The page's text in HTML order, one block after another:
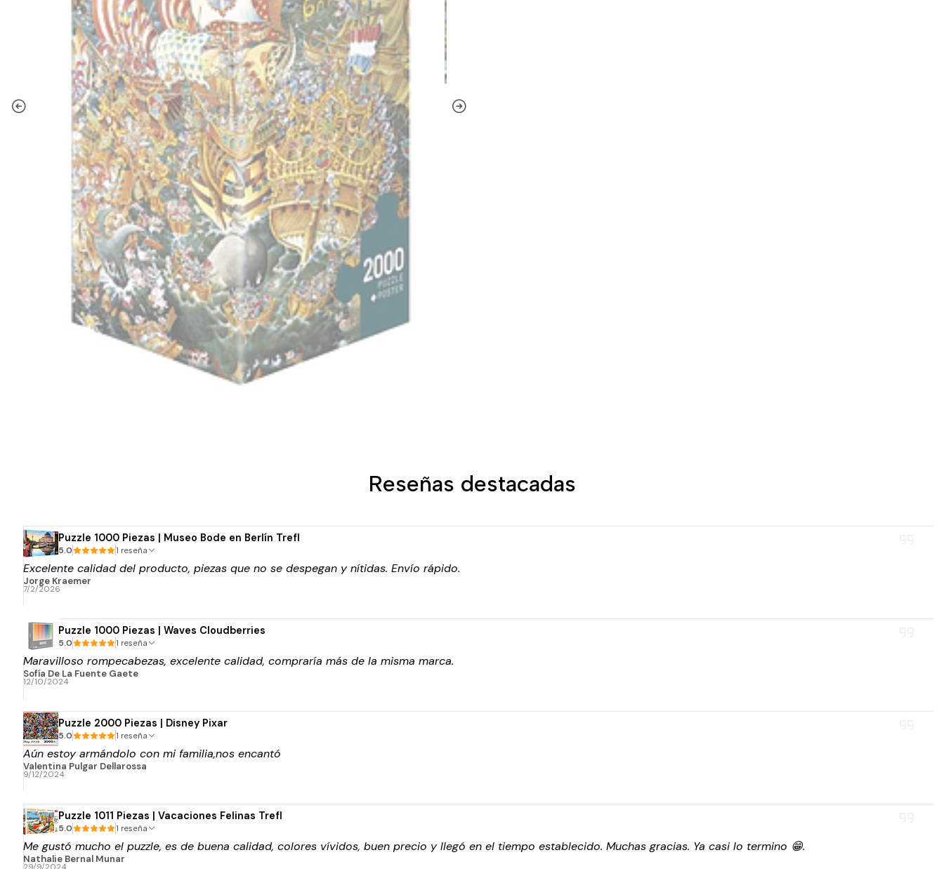
Reseñas destacadas
Puzzle 1000 Piezas | Museo Bode en Berlín Trefl
5.0 1 reseña
Excelente calidad del producto, piezas que no se despegan y nítidas. Envío rápido.
Jorge Kraemer
7/2/2026
Puzzle 1000 Piezas | Waves Cloudberries
5.0 1 reseña
Maravilloso rompecabezas, excelente calidad, compraría más de la misma marca.
Sofía De La Fuente Gaete
12/10/2024
Puzzle 2000 Piezas | Disney Pixar
5.0 1 reseña
Aún estoy armándolo con mi familia,nos encantó
Valentina Pulgar Dellarossa
9/12/2024
Puzzle 1011 Piezas | Vacaciones Felinas Trefl
5.0 1 reseña
Me gustó mucho el puzzle, es de buena calidad, colores vívidos, buen precio y llegó en el tiempo establecido. Muchas gracias. Ya casi lo termino 😁.
Nathalie Bernal Munar